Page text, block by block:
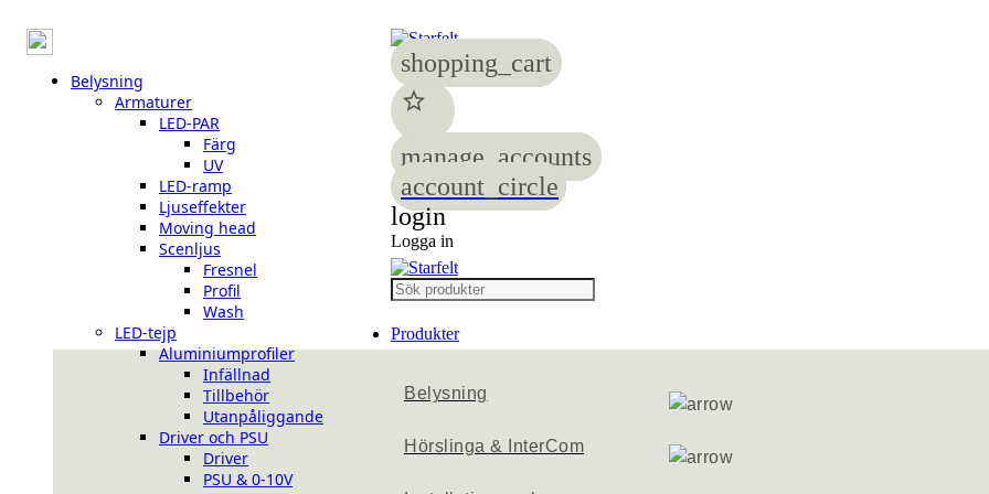
Belysning
Armaturer
LED-PAR
Färg
UV
LED-ramp
Ljuseffekter
Moving head
Scenljus
Fresnel
Profil
Wash
LED-tejp
Aluminiumprofiler
Infällnad
Tillbehör
Utanpåliggande
Driver och PSU
Driver
PSU & 0-10V
shopping_cart
star
manage_accounts
account_circle
login
Logga in
Produkter
Belysning
Hörslinga & InterCom